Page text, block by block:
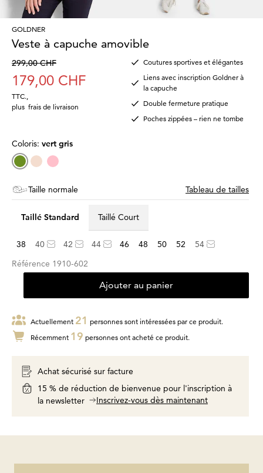
GOLDNER
Veste à capuche amovible
299,00 CHF
179,00 CHF
TTC.
plus frais de livraison
Coutures sportives et élégantes
Liens avec inscription Goldner à
la capuche
Double fermeture pratique
Poches zippées – rien ne tombe
Coloris: vert gris
Taille normale Tableau de tailles
Taillé Standard Taillé Court
38 40 42 44 46 48 50 52
54
Référence 1910-602
Ajouter au panier
Actuellement 21 personnes sont intéressées par ce produit.
Récemment 19 personnes ont acheté ce produit.
Achat sécurisé sur facture
15 % de réduction de bienvenue pour l'inscription à
la newsletter
Inscrivez-vous dès maintenant